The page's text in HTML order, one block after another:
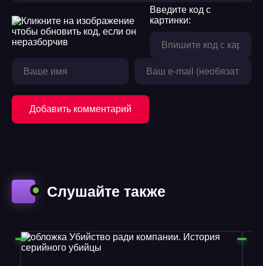
19
20
21
23
Введите код с
картинки:
Добавить комментарий
Слушайте также